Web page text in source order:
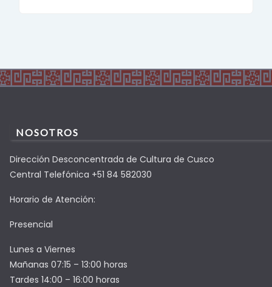
NOSOTROS
Dirección Desconcentrada de Cultura de Cusco
Central Telefónica +51 84 582030
Horario de Atención:
Presencial
Lunes a Viernes
Mañanas 07:15 – 13:00 horas
Tardes 14:00 – 16:00 horas